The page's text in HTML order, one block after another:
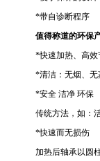
*带自诊断程序
值得称道的环保
*快速加热、高效
*清洁：无烟、
*安全 洁净 环保
传统方法，如：
*快速而无损伤
加热后轴承以圆